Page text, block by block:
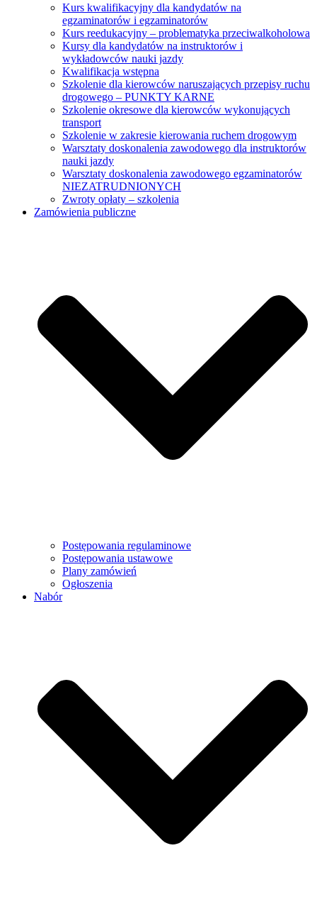
Kurs kwalifikacyjny dla kandydatów na
egzaminatorów i egzaminatorów
Kurs reedukacyjny – problematyka przeciwalkoholowa
Kursy dla kandydatów na instruktorów i
wykładowców nauki jazdy
Kwalifikacja wstępna
Szkolenie dla kierowców naruszających przepisy ruchu
drogowego – PUNKTY KARNE
Szkolenie okresowe dla kierowców wykonujących
transport
Szkolenie w zakresie kierowania ruchem drogowym
Warsztaty doskonalenia zawodowego dla instruktorów
nauki jazdy
Warsztaty doskonalenia zawodowego egzaminatorów
NIEZATRUDNIONYCH
Zwroty opłaty – szkolenia
Zamówienia publiczne
Postępowania regulaminowe
Postępowania ustawowe
Plany zamówień
Ogłoszenia
Nabór